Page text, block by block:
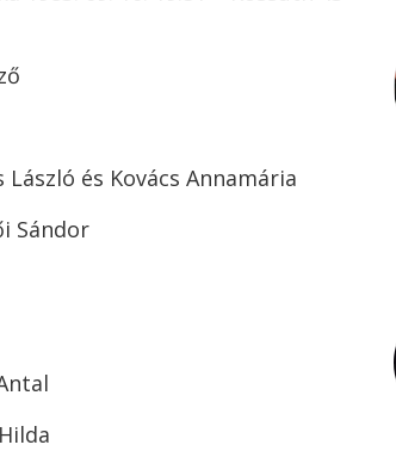
és Kovács Annamária
Sándor